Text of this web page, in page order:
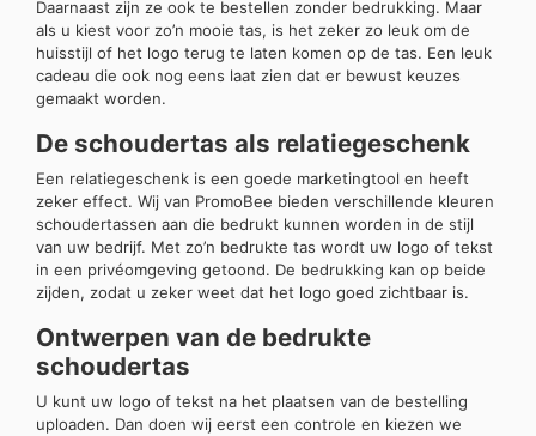
Daarnaast zijn ze ook te bestellen zonder bedrukking. Maar
als u kiest voor zo’n mooie tas, is het zeker zo leuk om de
huisstijl of het logo terug te laten komen op de tas. Een leuk
cadeau die ook nog eens laat zien dat er bewust keuzes
gemaakt worden.
De schoudertas als relatiegeschenk
Een relatiegeschenk is een goede marketingtool en heeft
zeker effect. Wij van PromoBee bieden verschillende kleuren
schoudertassen aan die bedrukt kunnen worden in de stijl
van uw bedrijf. Met zo’n bedrukte tas wordt uw logo of tekst
in een privéomgeving getoond. De bedrukking kan op beide
zijden, zodat u zeker weet dat het logo goed zichtbaar is.
Ontwerpen van de bedrukte
schoudertas
U kunt uw logo of tekst na het plaatsen van de bestelling
uploaden. Dan doen wij eerst een controle en kiezen we